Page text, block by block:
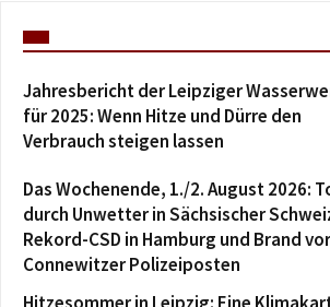
Jahresbericht der Leipziger
für 2025: Wenn Hitze und Dürre den
Verbrauch steigen lassen
Das Wochenende, 1./2. August 2026:
durch Unwetter in Sächsischer
Rekord-CSD in Hamburg und Brand vor
Connewitzer Polizeiposten